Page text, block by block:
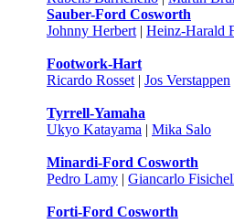
Sauber-Ford Cosworth
Johnny Herbert | Heinz-Harald
Footwork-Hart
Ricardo Rosset | Jos Verstappen
Tyrrell-Yamaha
Ukyo Katayama | Mika Salo
Minardi-Ford Cosworth
Pedro Lamy | Giancarlo
Forti-Ford Cosworth